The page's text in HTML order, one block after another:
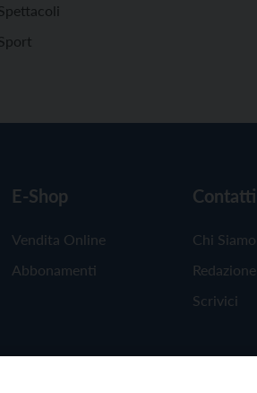
E-Shop
Vendita Online
Abbonamenti
Contatti
Chi Siamo
Redazione
Scrivici